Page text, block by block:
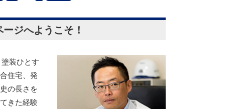
ジへようこそ！
装ひとす
住宅、発
の長さを
きた経験